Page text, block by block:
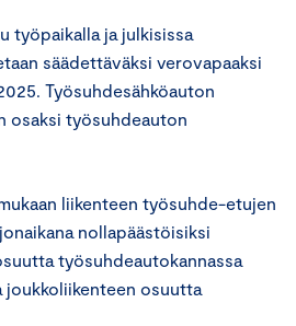
työpaikalla ja julkisissa
säädettäväksi verovapaaksi
Työsuhdesähköauton
osaksi työsuhdeauton
liikenteen työsuhde-etujen
nollapäästöisiksi
työsuhdeautokannassa
joukkoliikenteen osuutta